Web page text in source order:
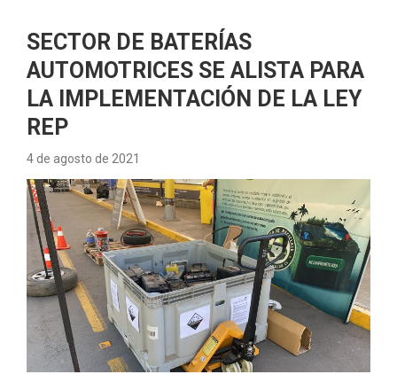
SECTOR DE BATERÍAS
AUTOMOTRICES SE ALISTA PARA
LA IMPLEMENTACIÓN DE LA LEY
REP
4 de agosto de 2021